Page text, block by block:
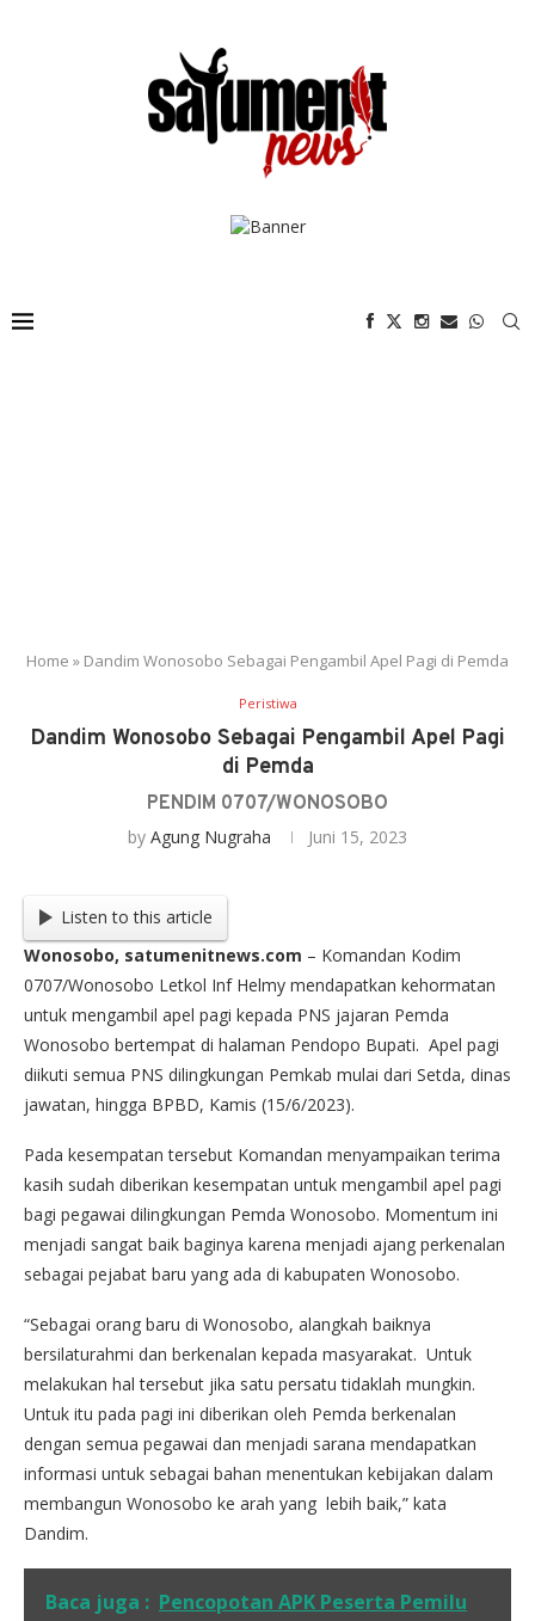
Home » Dandim Wonosobo Sebagai Pengambil Apel Pagi di Pemda
Peristiwa
Dandim Wonosobo Sebagai Pengambil Apel Pagi
di Pemda
PENDIM 0707/WONOSOBO
by Agung Nugraha Juni 15, 2023
Listen to this article
Wonosobo, satumenitnews.com – Komandan Kodim
0707/Wonosobo Letkol Inf Helmy mendapatkan kehormatan
untuk mengambil apel pagi kepada PNS jajaran Pemda
Wonosobo bertempat di halaman Pendopo Bupati. Apel pagi
diikuti semua PNS dilingkungan Pemkab mulai dari Setda, dinas
jawatan, hingga BPBD, Kamis (15/6/2023).
Pada kesempatan tersebut Komandan menyampaikan terima
kasih sudah diberikan kesempatan untuk mengambil apel pagi
bagi pegawai dilingkungan Pemda Wonosobo. Momentum ini
menjadi sangat baik baginya karena menjadi ajang perkenalan
sebagai pejabat baru yang ada di kabupaten Wonosobo.
“Sebagai orang baru di Wonosobo, alangkah baiknya
bersilaturahmi dan berkenalan kepada masyarakat. Untuk
melakukan hal tersebut jika satu persatu tidaklah mungkin.
Untuk itu pada pagi ini diberikan oleh Pemda berkenalan
dengan semua pegawai dan menjadi sarana mendapatkan
informasi untuk sebagai bahan menentukan kebijakan dalam
membangun Wonosobo ke arah yang lebih baik,” kata
Dandim.
Baca juga : Pencopotan APK Peserta Pemilu